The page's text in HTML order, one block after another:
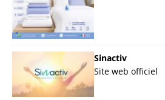
Sinactiv
Site web officiel